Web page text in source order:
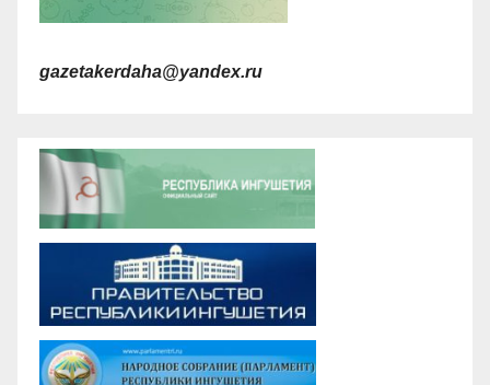
gazetakerdaha@yandex.ru